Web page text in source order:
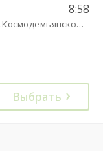
8:58
Памятник А.Космодемьянскому(Балтийское шоссе) трасса
Выбрать